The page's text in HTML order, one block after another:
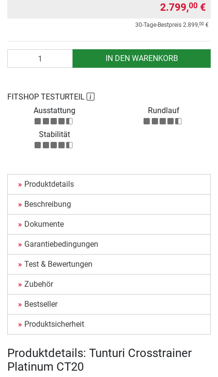
2.799,00 €
30-Tage-Bestpreis 2.899,00 €
IN DEN WARENKORB
FITSHOP TESTURTEIL
Ausstattung
Rundlauf
Stabilität
Produktdetails
Beschreibung
Dokumente
Garantiebedingungen
Test & Bewertungen
Zubehör
Bestseller
Produktsicherheit
Produktdetails: Tunturi Crosstrainer
Platinum CT20